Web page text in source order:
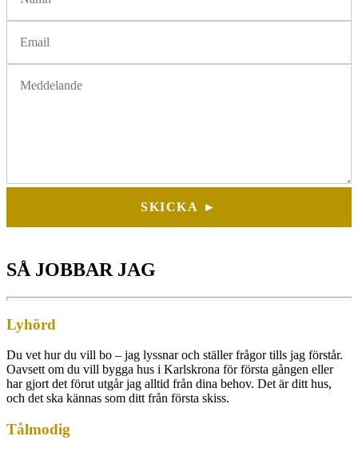
SKICKA ►
SÅ JOBBAR JAG
Lyhörd
Du vet hur du vill bo – jag lyssnar och ställer frågor tills jag förstår.
Oavsett om du vill bygga hus i Karlskrona för första gången eller
har gjort det förut utgår jag alltid från dina behov. Det är ditt hus,
och det ska kännas som ditt från första skiss.
Tålmodig